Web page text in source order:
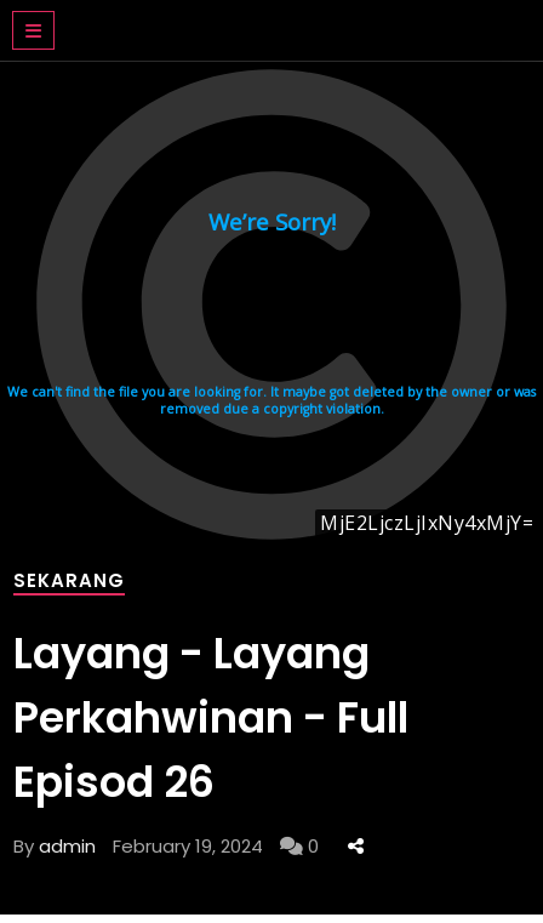
SEKARANG
Layang - Layang
Perkahwinan - Full
Episod 26
Byadmin February 19, 2024 0